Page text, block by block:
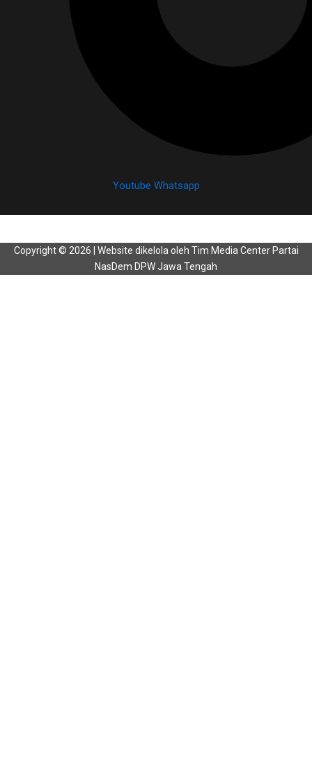
Youtube Whatsapp
Copyright © 2026 | Website dikelola oleh Tim Media Center Partai
NasDem DPW Jawa Tengah